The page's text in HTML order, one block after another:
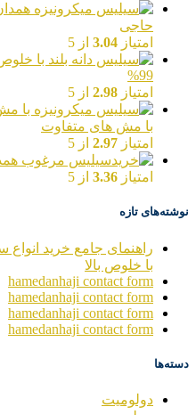
حاجی
امتیاز 3.04 از 5
99%
امتیاز 2.98 از 5
با مش های متفاوت
امتیاز 2.97 از 5
امتیاز 3.36 از 5
نوشته‌های تازه
راهنمای جامع خرید
با خلوص بالا
hamedanhaji contact form
hamedanhaji contact form
hamedanhaji contact form
hamedanhaji contact form
دسته‌ها
دولومیت